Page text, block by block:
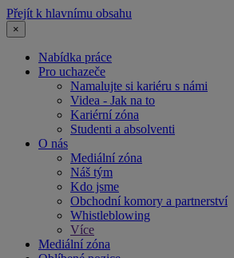
Přejít k hlavnímu obsahu
×
Nabídka práce
Pro uchazeče
Namalujte si kariéru s námi
Videa - Jak na to
Kariérní zóna
Studenti a absolventi
O nás
Mediální zóna
Náš tým
Kdo jsme
Obchodní komory a partnerství
Whistleblowing
Více
Mediální zóna